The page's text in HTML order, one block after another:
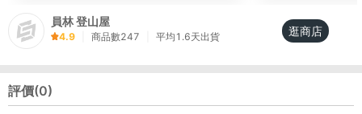
員林 登山屋
4.9 商品數247 平均 1.6天出貨 逛商店
評價(0)